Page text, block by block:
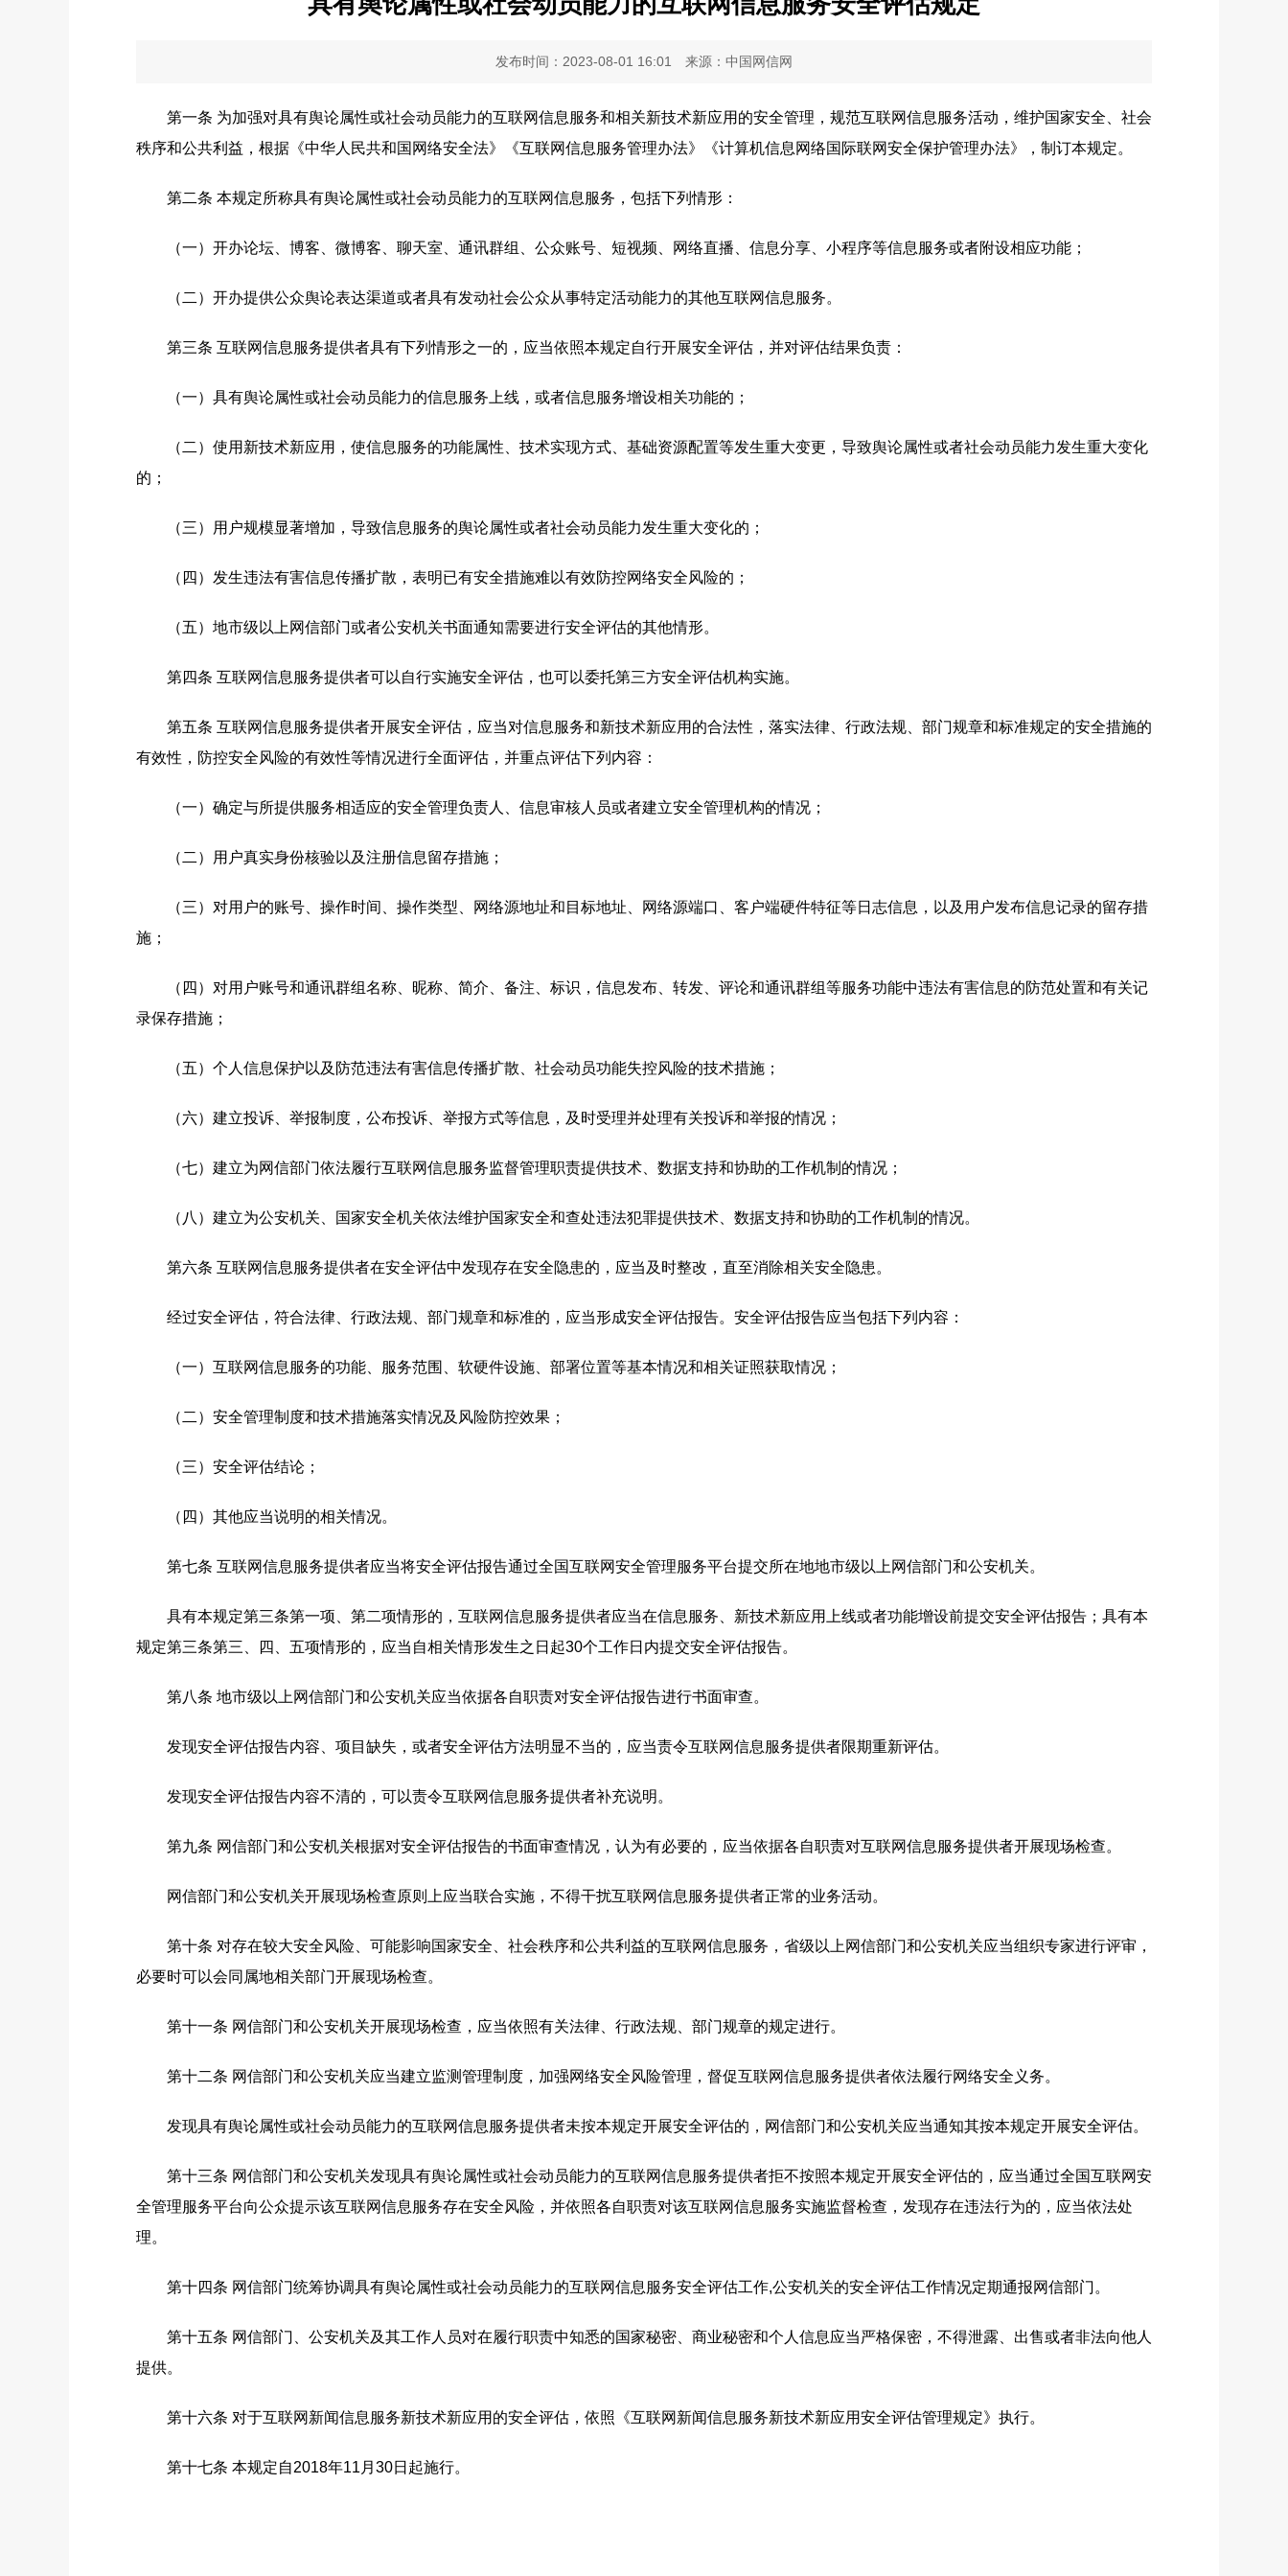
发布时间：2023-08-01 16:01 来源：中国网信网
第一条 为加强对具有舆论属性或社会动员能力的互联网信息服务和相关新技术新应用的安全管理，规范互联网信息服务活动，维护国家安全、社会
秩序和公共利益，根据《中华人民共和国网络安全法》《互联网信息服务管理办法》《计算机信息网络国际联网安全保护管理办法》，制订本规定。
第二条 本规定所称具有舆论属性或社会动员能力的互联网信息服务，包括下列情形：
（一）开办论坛、博客、微博客、聊天室、通讯群组、公众账号、短视频、网络直播、信息分享、小程序等信息服务或者附设相应功能；
（二）开办提供公众舆论表达渠道或者具有发动社会公众从事特定活动能力的其他互联网信息服务。
第三条 互联网信息服务提供者具有下列情形之一的，应当依照本规定自行开展安全评估，并对评估结果负责：
（一）具有舆论属性或社会动员能力的信息服务上线，或者信息服务增设相关功能的；
（二）使用新技术新应用，使信息服务的功能属性、技术实现方式、基础资源配置等发生重大变更，导致舆论属性或者社会动员能力发生重大变化
的；
（三）用户规模显著增加，导致信息服务的舆论属性或者社会动员能力发生重大变化的；
（四）发生违法有害信息传播扩散，表明已有安全措施难以有效防控网络安全风险的；
（五）地市级以上网信部门或者公安机关书面通知需要进行安全评估的其他情形。
第四条 互联网信息服务提供者可以自行实施安全评估，也可以委托第三方安全评估机构实施。
第五条 互联网信息服务提供者开展安全评估，应当对信息服务和新技术新应用的合法性，落实法律、行政法规、部门规章和标准规定的安全措施的
有效性，防控安全风险的有效性等情况进行全面评估，并重点评估下列内容：
（一）确定与所提供服务相适应的安全管理负责人、信息审核人员或者建立安全管理机构的情况；
（二）用户真实身份核验以及注册信息留存措施；
（三）对用户的账号、操作时间、操作类型、网络源地址和目标地址、网络源端口、客户端硬件特征等日志信息，以及用户发布信息记录的留存措
施；
（四）对用户账号和通讯群组名称、昵称、简介、备注、标识，信息发布、转发、评论和通讯群组等服务功能中违法有害信息的防范处置和有关记
录保存措施；
（五）个人信息保护以及防范违法有害信息传播扩散、社会动员功能失控风险的技术措施；
（六）建立投诉、举报制度，公布投诉、举报方式等信息，及时受理并处理有关投诉和举报的情况；
（七）建立为网信部门依法履行互联网信息服务监督管理职责提供技术、数据支持和协助的工作机制的情况；
（八）建立为公安机关、国家安全机关依法维护国家安全和查处违法犯罪提供技术、数据支持和协助的工作机制的情况。
第六条 互联网信息服务提供者在安全评估中发现存在安全隐患的，应当及时整改，直至消除相关安全隐患。
经过安全评估，符合法律、行政法规、部门规章和标准的，应当形成安全评估报告。安全评估报告应当包括下列内容：
（一）互联网信息服务的功能、服务范围、软硬件设施、部署位置等基本情况和相关证照获取情况；
（二）安全管理制度和技术措施落实情况及风险防控效果；
（三）安全评估结论；
（四）其他应当说明的相关情况。
第七条 互联网信息服务提供者应当将安全评估报告通过全国互联网安全管理服务平台提交所在地地市级以上网信部门和公安机关。
具有本规定第三条第一项、第二项情形的，互联网信息服务提供者应当在信息服务、新技术新应用上线或者功能增设前提交安全评估报告；具有本
规定第三条第三、四、五项情形的，应当自相关情形发生之日起30个工作日内提交安全评估报告。
第八条 地市级以上网信部门和公安机关应当依据各自职责对安全评估报告进行书面审查。
发现安全评估报告内容、项目缺失，或者安全评估方法明显不当的，应当责令互联网信息服务提供者限期重新评估。
发现安全评估报告内容不清的，可以责令互联网信息服务提供者补充说明。
第九条 网信部门和公安机关根据对安全评估报告的书面审查情况，认为有必要的，应当依据各自职责对互联网信息服务提供者开展现场检查。
网信部门和公安机关开展现场检查原则上应当联合实施，不得干扰互联网信息服务提供者正常的业务活动。
第十条 对存在较大安全风险、可能影响国家安全、社会秩序和公共利益的互联网信息服务，省级以上网信部门和公安机关应当组织专家进行评审，
必要时可以会同属地相关部门开展现场检查。
第十一条 网信部门和公安机关开展现场检查，应当依照有关法律、行政法规、部门规章的规定进行。
第十二条 网信部门和公安机关应当建立监测管理制度，加强网络安全风险管理，督促互联网信息服务提供者依法履行网络安全义务。
发现具有舆论属性或社会动员能力的互联网信息服务提供者未按本规定开展安全评估的，网信部门和公安机关应当通知其按本规定开展安全评估。
第十三条 网信部门和公安机关发现具有舆论属性或社会动员能力的互联网信息服务提供者拒不按照本规定开展安全评估的，应当通过全国互联网安
全管理服务平台向公众提示该互联网信息服务存在安全风险，并依照各自职责对该互联网信息服务实施监督检查，发现存在违法行为的，应当依法处
理。
第十四条 网信部门统筹协调具有舆论属性或社会动员能力的互联网信息服务安全评估工作,公安机关的安全评估工作情况定期通报网信部门。
第十五条 网信部门、公安机关及其工作人员对在履行职责中知悉的国家秘密、商业秘密和个人信息应当严格保密，不得泄露、出售或者非法向他人
提供。
第十六条 对于互联网新闻信息服务新技术新应用的安全评估，依照《互联网新闻信息服务新技术新应用安全评估管理规定》执行。
第十七条 本规定自2018年11月30日起施行。